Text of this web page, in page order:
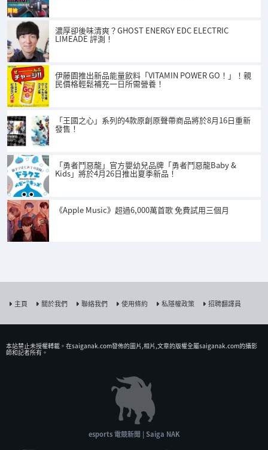
濃厚卻後味清爽？GHOST ENERGY EDC ELECTRIC
LIMEADE 評測！
伊藤園推出新品能量飲料「VITAMIN POWER GO！」！親
民價格輕鬆補充一日所需營養！
「王國之心」系列的4款原創原聲帶商品將於8月16日重新
發售！
「勇者鬥惡龍」官方嬰幼兒品牌「勇者鬥惡龍Baby &
Kids」將於4月26日推出夏季新品！
《Apple Music》超過6,000萬首歌 免費試用三個月
主頁 關於我們 聯絡我們 使用條約 私隱權政策 招聘翻譯員
本站禁止未授權𨍭載。在saiganak.com發佈的圖片,相片,文章的版權全屬saiganak.com的攝影
師和記者所有。
esports 電競新聞 | Saiga NAK